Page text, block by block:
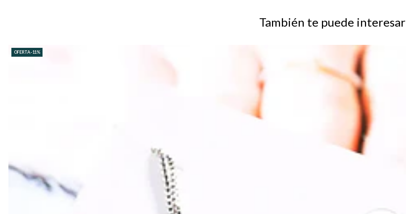
También te puede interesar
OFERTA -11%